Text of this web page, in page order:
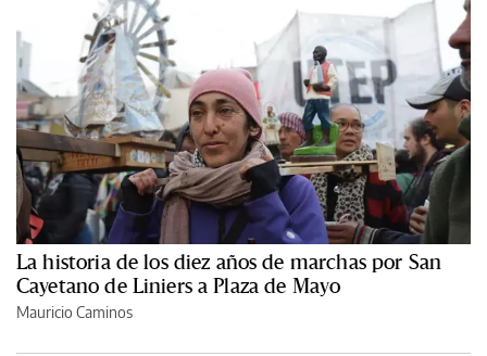
La historia de los diez años de marchas por San
Cayetano de Liniers a Plaza de Mayo
Mauricio Caminos